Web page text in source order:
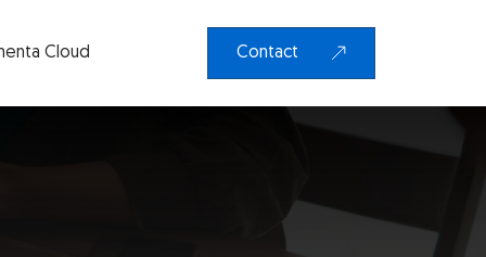
Cloud Contact